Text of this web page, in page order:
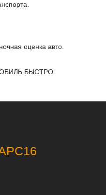
оценка авто.
БЫСТРО